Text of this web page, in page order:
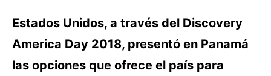
Estados Unidos, a través del Discovery
America Day 2018, presentó en Panamá
las opciones que ofrece el país para